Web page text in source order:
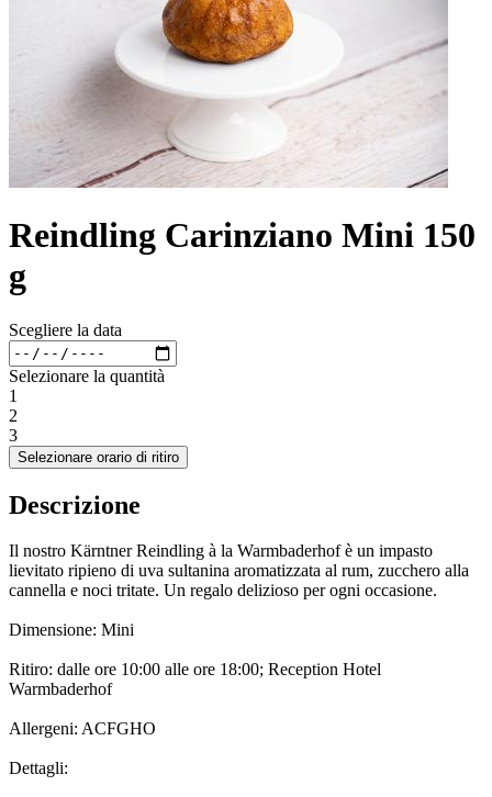
Reindling Carinziano Mini 150
g
Scegliere la data
Selezionare la quantità
1
2
3
Selezionare orario di ritiro
Descrizione
Il nostro Kärntner Reindling à la Warmbaderhof è un impasto
lievitato ripieno di uva sultanina aromatizzata al rum, zucchero alla
cannella e noci tritate. Un regalo delizioso per ogni occasione.
Dimensione: Mini
Ritiro: dalle ore 10:00 alle ore 18:00; Reception Hotel
Warmbaderhof
Allergeni: ACFGHO
Dettagli: